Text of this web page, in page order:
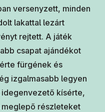
versenyzett, minden
lakattal lezárt
rejtett. A játék
csapat ajándékot
fürgének és
izgalmasabb legyen
idegenvezető kísérte,
részleteket